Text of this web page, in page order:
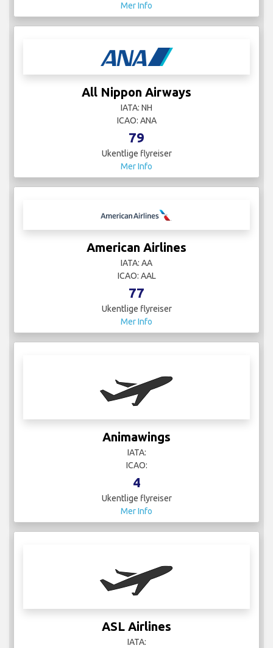
Mer Info
All Nippon Airways
IATA: NH
ICAO: ANA
79
Ukentlige flyreiser
Mer Info
American Airlines
IATA: AA
ICAO: AAL
77
Ukentlige flyreiser
Mer Info
Animawings
IATA:
ICAO:
4
Ukentlige flyreiser
Mer Info
ASL Airlines
IATA: